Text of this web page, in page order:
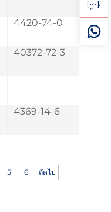
4420-74-0
40372-72-3
4369-14-6
5 6 ถัดไป